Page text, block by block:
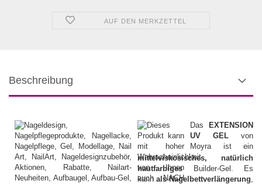
AUF DEN MERKZETTEL
Beschreibung
Das EXTENSION
UV GEL von
Moyra ist ein
mittelviskosisches, natürlich
hautfarbiges Builder-Gel. Es
kann als Nagelbettverlängerung